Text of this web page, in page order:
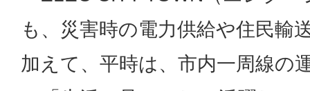
も、災害時の電力供給や住民輸
加えて、平時は、市内一周線の